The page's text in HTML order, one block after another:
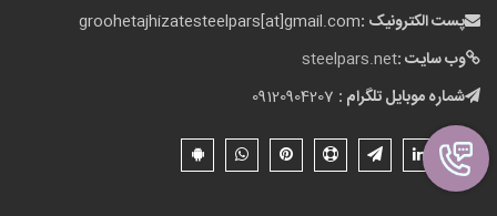
پست الکترونیک :groohetajhizatesteelpars[at]gmail.com
وب سایت :steelpars.net
شماره موبایل تلگرام :